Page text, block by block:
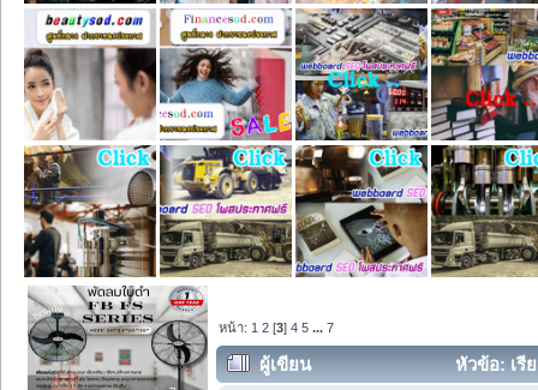
หน้า: 1 2 [3]4 5 ...7
ผู้เขียน
หัวข้อ: เรี